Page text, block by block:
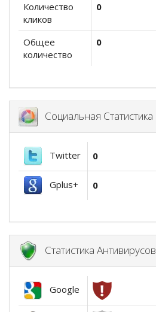
Количество
кликов
0
Общее
количество
0
Социальная Статистика
Twitter 0
Gplus+ 0
Статистика Антивирусов
Google